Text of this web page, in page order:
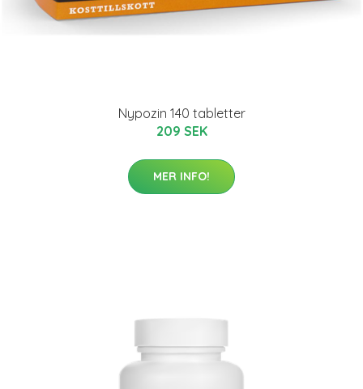
Nypozin 140 tabletter
209 SEK
MER INFO!